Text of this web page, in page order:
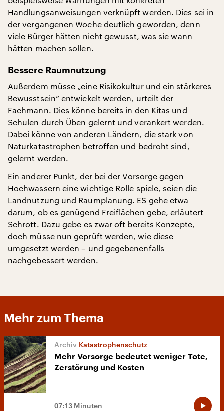
Handlungsanweisungen verknüpft werden. Dies sei in
der vergangenen Woche deutlich geworden, denn
viele Bürger hätten nicht gewusst, was sie wann
hätten machen sollen.
Bessere Raumnutzung
Außerdem müsse „eine Risikokultur und ein stärkeres
Bewusstsein“ entwickelt werden, urteilt der
Fachmann. Dies könne bereits in den Kitas und
Schulen durch Üben gelernt und verankert werden.
Dabei könne von anderen Ländern, die stark von
Naturkatastrophen betroffen und bedroht sind,
gelernt werden.
Ein anderer Punkt, der bei der Vorsorge gegen
Hochwassern eine wichtige Rolle spiele, seien die
Landnutzung und Raumplanung. ES gehe etwa
darum, ob es genügend Freiflächen gebe, erläutert
Schrott. Dazu gebe es zwar oft bereits Konzepte,
doch müsse nun geprüft werden, wie diese
umgesetzt werden – und gegebenenfalls
nachgebessert werden.
Mehr zum Thema
Katastrophenschutz
Mehr Vorsorge bedeutet weniger Tote,
Zerstörung und Kosten
07:13 Minuten